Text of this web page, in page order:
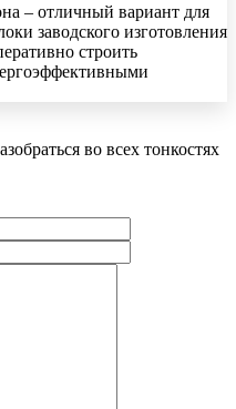
– отличный вариант для
заводского изготовления
строить
во всех тонкостях